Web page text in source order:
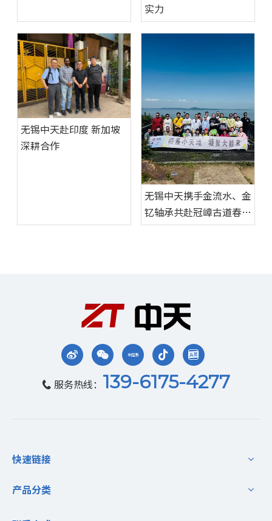
实力
无锡中天赴印度 新加坡
深耕合作
无锡中天携手金流水、金
钇轴承共赴冠嶂古道春日
徒步之旅
 服务热线： 139-6175-4277
快速链接
产品分类